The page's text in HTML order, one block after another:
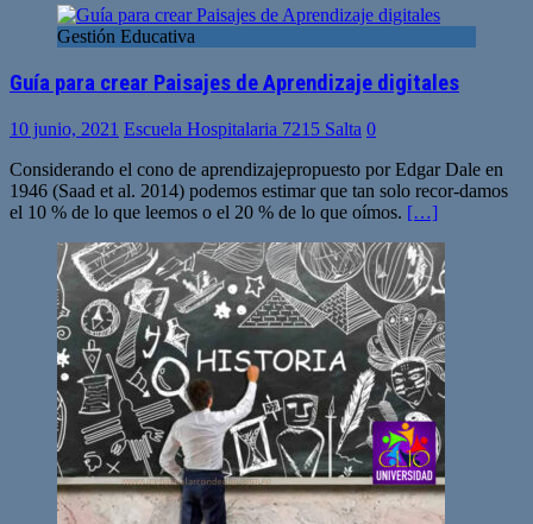
Gestión Educativa
Guía para crear Paisajes de Aprendizaje digitales
10 junio, 2021 Escuela Hospitalaria 7215 Salta 0
Considerando el cono de aprendizajepropuesto por Edgar Dale en
1946 (Saad et al. 2014) podemos estimar que tan solo recor-damos
el 10 % de lo que leemos o el 20 % de lo que oímos. […]